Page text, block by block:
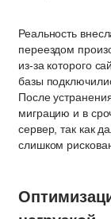
Реальность
переездом
из-за которого
базы
После
миграцию и в
сервер, так как
слишком